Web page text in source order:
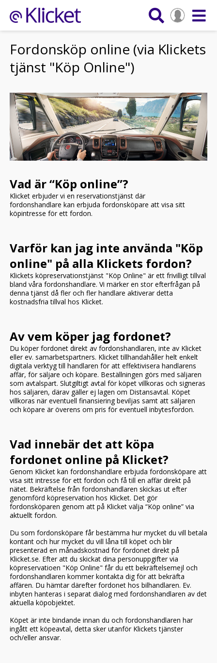
Fordonsköp online (via Klickets
tjänst "Köp Online")
Vad är “Köp online”?
Klicket erbjuder vi en reservationstjänst där
fordonshandlare kan erbjuda fordonsköpare att visa sitt
köpintresse för ett fordon.
Varför kan jag inte använda "Köp
online" på alla Klickets fordon?
Klickets köpreservationstjänst "Köp Online" är ett frivilligt tillval
bland våra fordonshandlare. Vi märker en stor efterfrågan på
denna tjänst då fler och fler handlare aktiverar detta
kostnadsfria tillval hos Klicket.
Av vem köper jag fordonet?
Du köper fordonet direkt av fordonshandlaren, inte av Klicket
eller ev. samarbetspartners. Klicket tillhandahåller helt enkelt
digitala verktyg till handlaren för att effektivisera handlarens
affär, för säljare och köpare. Beställningen görs med säljaren
som avtalspart. Slutgiltigt avtal för köpet villkoras och signeras
hos säljaren, därav gäller ej lagen om Distansavtal. Köpet
villkoras när eventuell finansiering beviljas samt att säljaren
och köpare är överens om pris för eventuell inbytesfordon.
Vad innebär det att köpa
fordonet online på Klicket?
Genom Klicket kan fordonshandlare erbjuda fordonsköpare att
visa sitt intresse för ett fordon och få till en affär direkt på
nätet. Bekräftelse från fordonshandlaren skickas ut efter
genomförd köpreservation hos Klicket. Det gör
fordonsköparen genom att på Klicket välja “Köp online” via
aktuellt fordon.
Du som fordonsköpare får bestämma hur mycket du vill betala
kontant och hur mycket du vill låna till köpet och blir
presenterad en månadskostnad för fordonet direkt på
Klicket.se. Efter att du skickat dina personuppgifter via
köpreservatioen "Köp Online" får du ett bekräftelsemejl och
fordonshandlaren kommer kontakta dig för att bekräfta
affären. Du hämtar därefter fordonet hos bilhandlaren. Ev.
inbyten hanteras i separat dialog med fordonshandlaren av det
aktuella köpobjektet.
Köpet är inte bindande innan du och fordonshandlaren har
ingått ett köpeavtal, detta sker utanför Klickets tjänster
och/eller ansvar.